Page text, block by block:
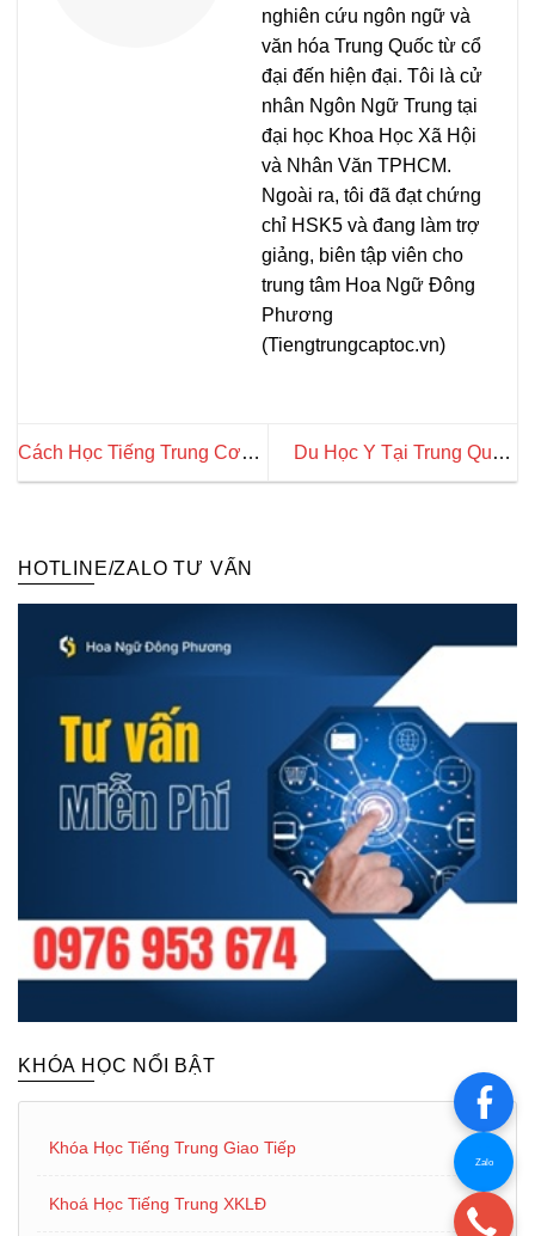
nghiên cứu ngôn ngữ và
văn hóa Trung Quốc từ cổ
đại đến hiện đại. Tôi là cử
nhân Ngôn Ngữ Trung tại
đại học Khoa Học Xã Hội
và Nhân Văn TPHCM.
Ngoài ra, tôi đã đạt chứng
chỉ HSK5 và đang làm trợ
giảng, biên tập viên cho
trung tâm Hoa Ngữ Đông
Phương
(Tiengtrungcaptoc.vn)
Cách Học Tiếng Trung Cơ
Bản Hiệu Quả Cho Người
Du Học Y Tại Trung Quốc:
Trường Học, Chi Phí, Điều
HOTLINE/ZALO TƯ VẤN
KHÓA HỌC NỔI BẬT
Khóa Học Tiếng Trung Giao Tiếp
Khoá Học Tiếng Trung XKLĐ
Zalo